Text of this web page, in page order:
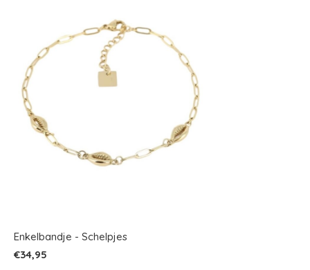
Enkelbandje - Schelpjes
€34,95